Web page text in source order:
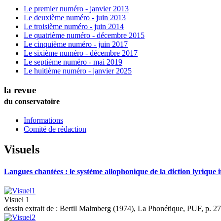
Le premier numéro - janvier 2013
Le deuxième numéro - juin 2013
Le troisième numéro - juin 2014
Le quatrième numéro - décembre 2015
Le cinquième numéro - juin 2017
Le sixième numéro - décembre 2017
Le septième numéro - mai 2019
Le huitième numéro - janvier 2025
la revue
du conservatoire
Informations
Comité de rédaction
Visuels
Langues chantées : le système allophonique de la diction lyrique
Visuel 1
dessin extrait de : Bertil Malmberg (1974), La Phonétique, PUF, p.